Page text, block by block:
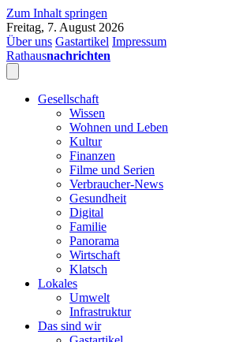
Zum Inhalt springen
Freitag, 7. August 2026
Über uns Gastartikel Impressum
Rathausnachrichten
Gesellschaft
Wissen
Wohnen und Leben
Kultur
Finanzen
Filme und Serien
Verbraucher-News
Gesundheit
Digital
Familie
Panorama
Wirtschaft
Klatsch
Lokales
Umwelt
Infrastruktur
Das sind wir